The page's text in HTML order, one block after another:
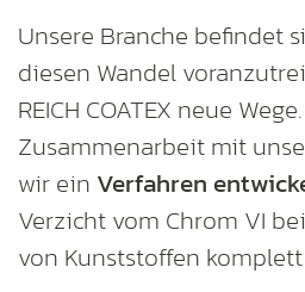
Unsere Branche befindet
diesen Wandel
REICH COATEX neue
Zusammenarbeit mit
wir ein Verfahren
Verzicht vom Chrom VI
von Kunststoffen